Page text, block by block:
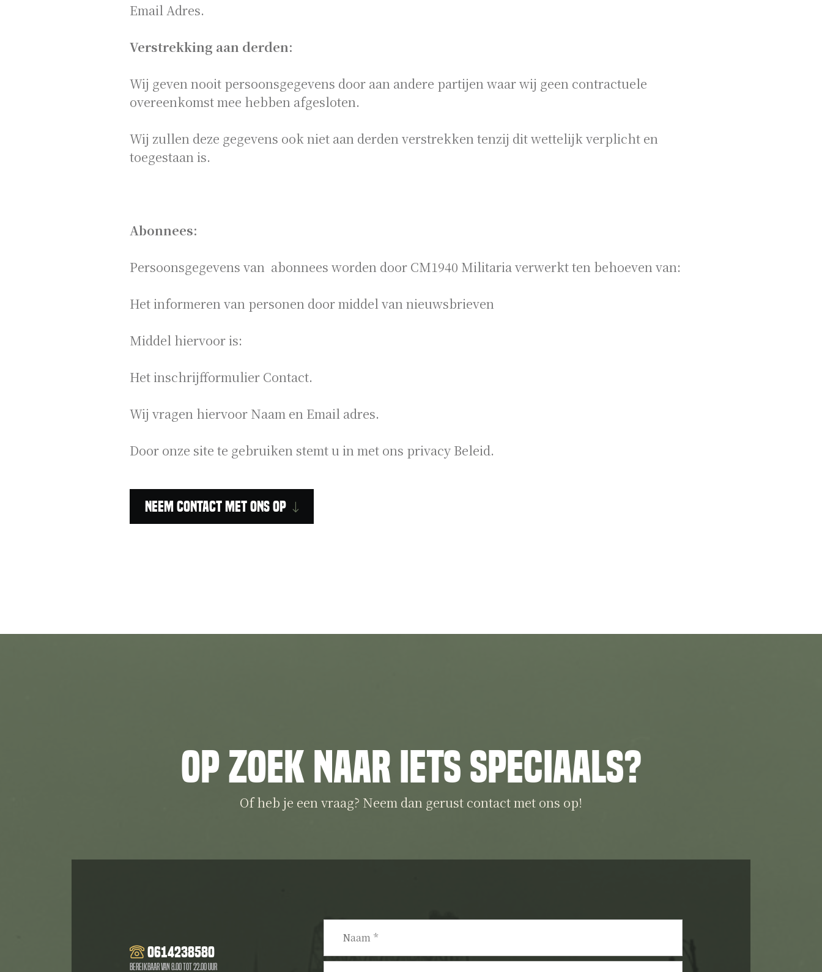
Email Adres.
Verstrekking aan derden:
Wij geven nooit persoonsgegevens door aan andere partijen waar wij geen contractuele
overeenkomst mee hebben afgesloten.
Wij zullen deze gegevens ook niet aan derden verstrekken tenzij dit wettelijk verplicht en
toegestaan is.
Abonnees:
Persoonsgegevens van abonnees worden door CM1940 Militaria verwerkt ten behoeven van:
Het informeren van personen door middel van nieuwsbrieven
Middel hiervoor is:
Het inschrijfformulier Contact.
Wij vragen hiervoor Naam en Email adres.
Door onze site te gebruiken stemt u in met ons privacy Beleid.
Neem contact met ons op
Op zoek naar iets speciaals?
Of heb je een vraag? Neem dan gerust contact met ons op!
0614238580
Bereikbaar van 8.00 tot 22.00 uur